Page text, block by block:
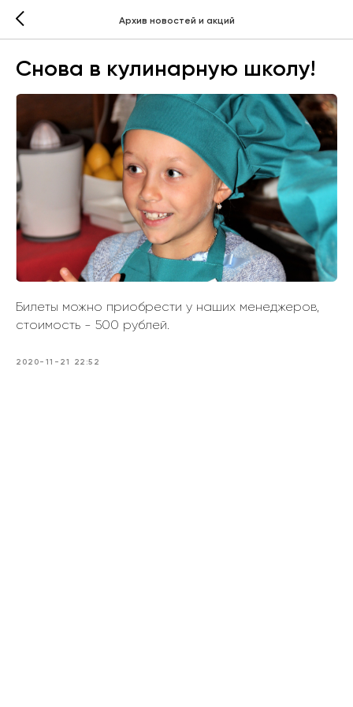
Архив новостей и акций
Снова в кулинарную школу!
Билеты можно приобрести у наших менеджеров,
стоимость - 500 рублей.
2020-11-21 22:52